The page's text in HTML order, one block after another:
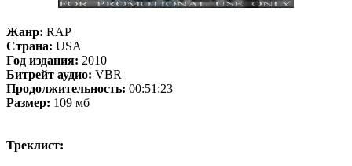
Жанр: RAP
Страна: USA
Год издания: 2010
Битрейт аудио: VBR
Продолжительность: 00:51:23
Размер: 109 мб
Треклист: